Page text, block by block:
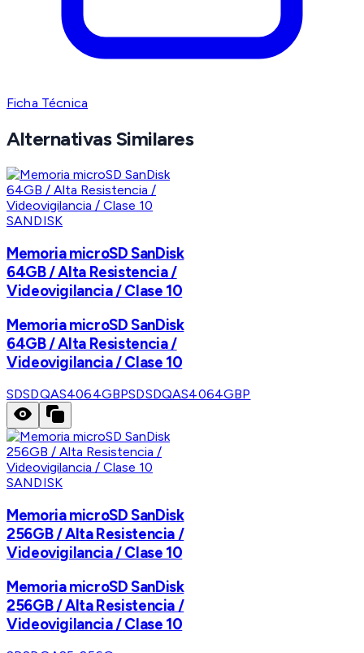
Ficha Técnica
Alternativas Similares
SANDISK
Memoria microSD SanDisk
64GB / Alta Resistencia /
Videovigilancia / Clase 10
Memoria microSD SanDisk
64GB / Alta Resistencia /
Videovigilancia / Clase 10
SDSDQAS4064GBPSDSDQAS4064GBP
SANDISK
Memoria microSD SanDisk
256GB / Alta Resistencia /
Videovigilancia / Clase 10
Memoria microSD SanDisk
256GB / Alta Resistencia /
Videovigilancia / Clase 10